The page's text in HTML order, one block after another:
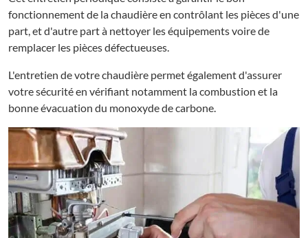
fonctionnement de la chaudière en contrôlant les pièces d'une
part, et d'autre part à nettoyer les équipements voire de
remplacer les pièces défectueuses.
L'entretien de votre chaudière permet également d'assurer
votre sécurité en vérifiant notamment la combustion et la
bonne évacuation du monoxyde de carbone.